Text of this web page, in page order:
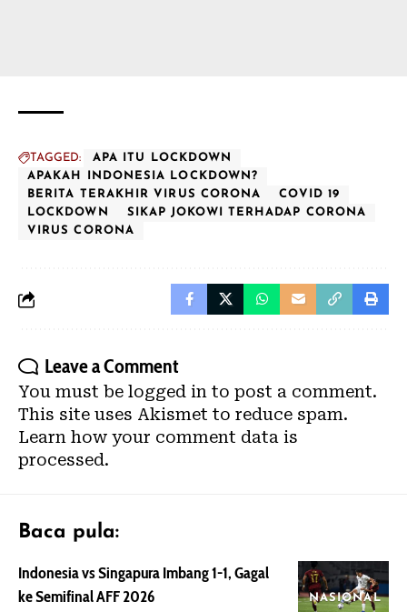
TAGGED:
APA ITU LOCKDOWN
APAKAH INDONESIA LOCKDOWN?
BERITA TERAKHIR VIRUS CORONA
COVID 19
LOCKDOWN
SIKAP JOKOWI TERHADAP CORONA
VIRUS CORONA
Leave a Comment
You must be logged in to post a comment.
This site uses Akismet to reduce spam.
Learn how your comment data is
processed.
Baca pula:
NASIONAL
Indonesia vs Singapura Imbang 1-1, Gagal
ke Semifinal AFF 2026